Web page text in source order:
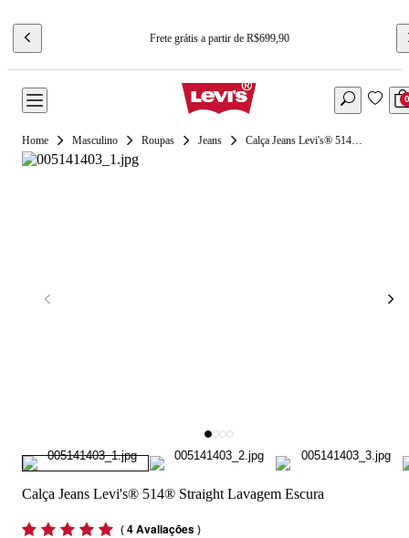
Frete grátis a partir de R$699,90
0
Masculino Roupas Jeans Calça Jeans Levi's® 514® Straight Lavagem Escura
Calça Jeans Levi's® 514® Straight Lavagem Escura
(4 Avaliações)